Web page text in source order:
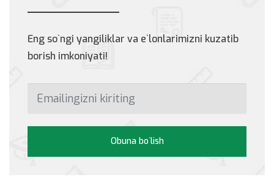
Eng so`ngi yangiliklar va e`lonlarimizni kuzatib
borish imkoniyati!
Obuna bo`lish